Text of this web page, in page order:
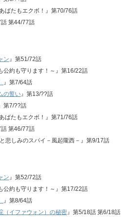
ばたもエクボ！』第70/76話
第44/77話
ン』第51/72話
公約も守ります！～』第16/22話
』第7/64話
の誓い』第13/??話
第7/??話
ばたもエクボ！』第71/76話
第46/77話
悲しみのスパイ－風起隴西－』第9/17話
ン』第52/72話
公約も守ります！～』第17/22話
』第8/64話
イファウォン）の秘密』第5/18話 第6/18話